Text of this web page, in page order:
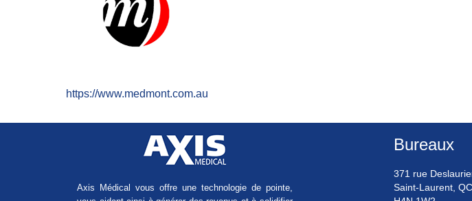
https://www.medmont.com.au
Axis Médical vous offre une technologie de pointe,
Bureaux
371 rue
Saint-Laurent, QC